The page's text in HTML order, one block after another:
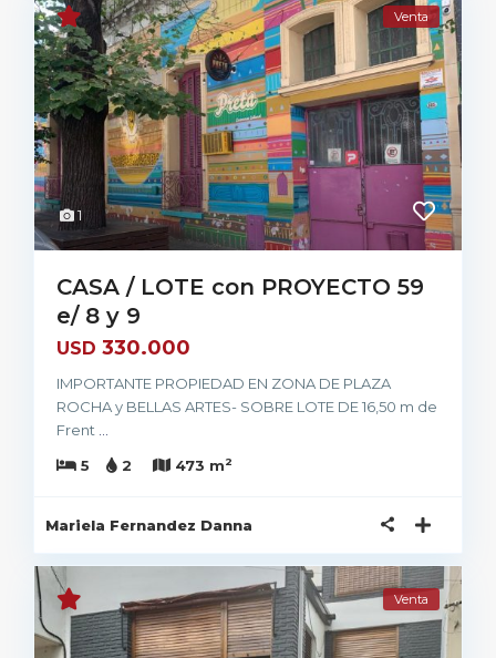
1
Venta
CASA / LOTE con PROYECTO 59
e/ 8 y 9
USD 330.000
IMPORTANTE PROPIEDAD EN ZONA DE PLAZA
ROCHA y BELLAS ARTES- SOBRE LOTE DE 16,50 m de
Frent
5
2 473 m2
Mariela Fernandez Danna
Venta